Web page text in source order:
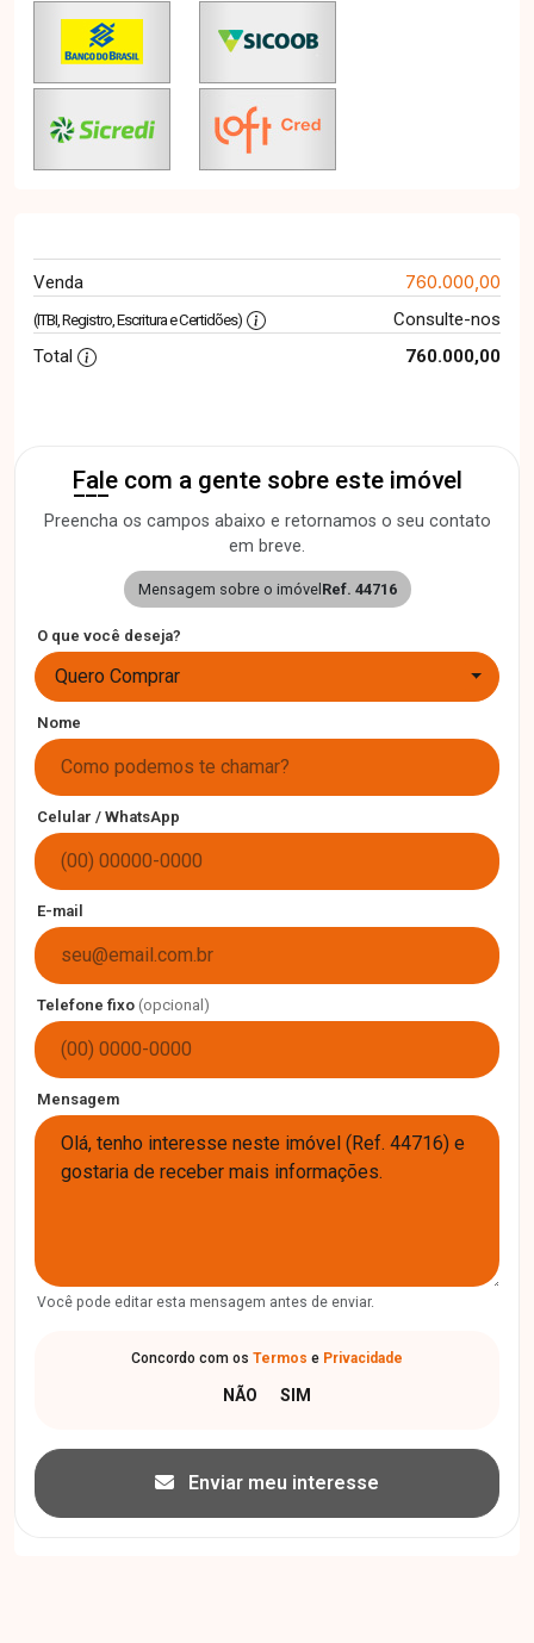
Venda 760.000,00
(ITBI, Registro, Escritura e Certidões)
Consulte-nos
Total
760.000,00
Fale com a gente sobre este imóvel
Preencha os campos abaixo e retornamos o seu contato
em breve.
Mensagem sobre o imóvel Ref. 44716
O que você deseja?
Quero Comprar
Nome
Celular / WhatsApp
E-mail
Telefone fixo (opcional)
Mensagem
Você pode editar esta mensagem antes de enviar.
Concordo com os Termos e Privacidade
Enviar meu interesse